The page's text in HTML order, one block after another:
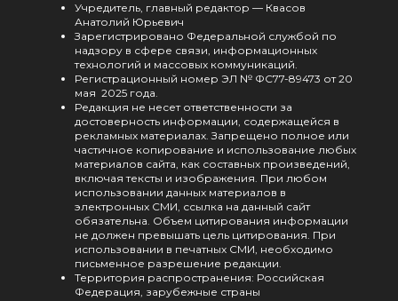
Учредитель, главный редактор — Квасов
Анатолий Юрьевич
Зарегистрировано Федеральной службой по
надзору в сфере связи, информационных
технологий и массовых коммуникаций.
Регистрационный номер ЭЛ № ФС77-89473 от 20
мая 2025 года.
Редакция не несет ответственности за
достоверность информации, содержащейся в
рекламных материалах. Запрещено полное или
частичное копирование и использование любых
материалов сайта, как составных произведений,
включая тексты и изображения. При любом
использовании данных материалов в
электронных СМИ, ссылка на данный сайт
обязательна. Объем цитирования информации
не должен превышать цель цитирования. При
использовании в печатных СМИ, необходимо
письменное разрешение редакции.
Территория распространения: Российская
Федерация, зарубежные страны